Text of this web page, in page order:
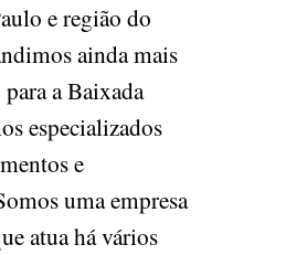
e região do
ainda mais
a Baixada
especializados
e
uma empresa
atua há vários